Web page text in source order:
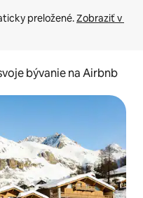
preložené. Zobraziť v
bývanie na Airbnb